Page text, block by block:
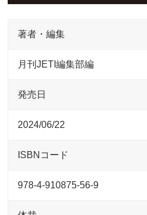
著者・編集
月刊JETI編集部編
発売日
2024/06/22
ISBNコード
978-4-910875-56-9